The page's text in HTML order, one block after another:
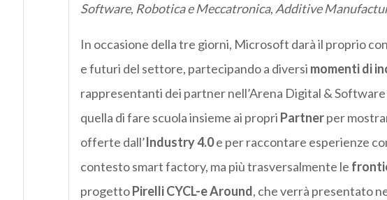
Software, Robotica e Meccatronica, Additive
In occasione della tre giorni, Microsoft darà il proprio
e futuri del settore, partecipando a diversi momenti di
rappresentanti dei partner nell’Arena Digital &
quella di fare scuola insieme ai propri Partnerper
offerte dall’Industry 4.0e per raccontare esperienze
contesto smart factory, ma più trasversalmente le
progettoPirelli CYCL-e Around, che verrà presentato